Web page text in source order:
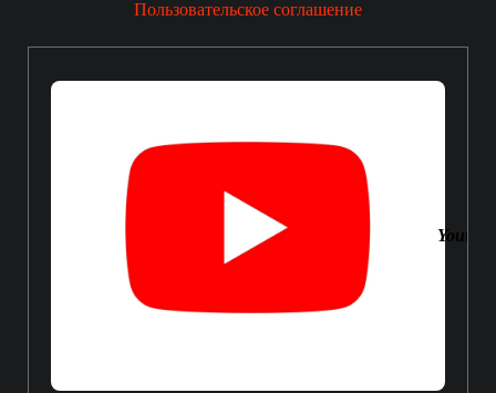
Пользовательское соглашение
Youtube